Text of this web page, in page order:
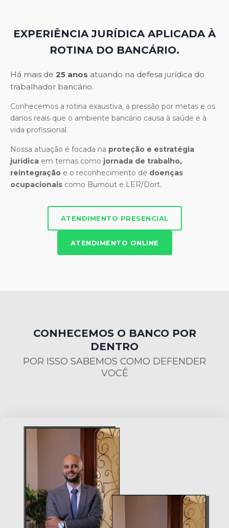
EXPERIÊNCIA JURÍDICA APLICADA À
ROTINA DO BANCÁRIO.
Há mais de 25 anos atuando na defesa jurídica do
trabalhador bancário.
Conhecemos a rotina exaustiva, a pressão por metas e os
danos reais que o ambiente bancário causa à saúde e à
vida profissional.
Nossa atuação é focada na proteção e estratégia
jurídica em temas como jornada de trabalho,
reintegração e o reconhecimento de doenças
ocupacionais como Burnout e LER/Dort.
ATENDIMENTO PRESENCIAL
ATENDIMENTO ONLINE
CONHECEMOS O BANCO POR
DENTRO
POR ISSO SABEMOS COMO DEFENDER
VOCÊ